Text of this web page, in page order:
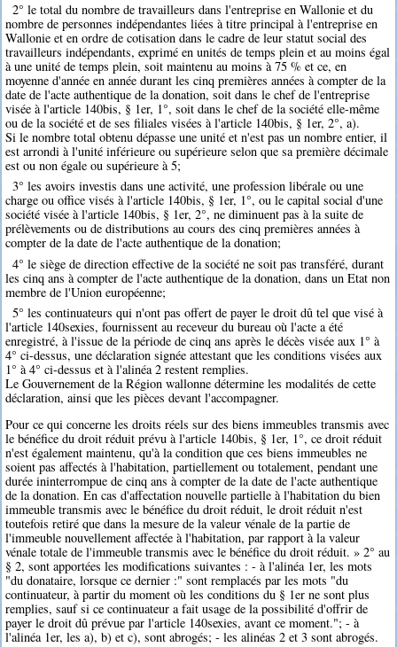
2° le total du nombre de travailleurs dans l'entreprise en Wallonie et du
nombre de personnes indépendantes liées à titre principal à l'entreprise en
Wallonie et en ordre de cotisation dans le cadre de leur statut social des
travailleurs indépendants, exprimé en unités de temps plein et au moins égal
à une unité de temps plein, soit maintenu au moins à 75 % et ce, en
moyenne d'année en année durant les cinq premières années à compter de la
date de l'acte authentique de la donation, soit dans le chef de l'entreprise
visée à l'article 140bis, § 1er, 1°, soit dans le chef de la société elle-même
ou de la société et de ses filiales visées à l'article 140bis, § 1er, 2°, a).
Si le nombre total obtenu dépasse une unité et n'est pas un nombre entier, il
est arrondi à l'unité inférieure ou supérieure selon que sa première décimale
est ou non égale ou supérieure à 5;
3° les avoirs investis dans une activité, une profession libérale ou une
charge ou office visés à l'article 140bis, § 1er, 1°, ou le capital social d'une
société visée à l'article 140bis, § 1er, 2°, ne diminuent pas à la suite de
prélèvements ou de distributions au cours des cinq premières années à
compter de la date de l'acte authentique de la donation;
4° le siège de direction effective de la société ne soit pas transféré, durant
les cinq ans à compter de l'acte authentique de la donation, dans un Etat non
membre de l'Union européenne;
5° les continuateurs qui n'ont pas offert de payer le droit dû tel que visé à
l'article 140sexies, fournissent au receveur du bureau où l'acte a été
enregistré, à l'issue de la période de cinq ans après le décès visée aux 1° à
4° ci-dessus, une déclaration signée attestant que les conditions visées aux
1° à 4° ci-dessus et à l'alinéa 2 restent remplies.
Le Gouvernement de la Région wallonne détermine les modalités de cette
déclaration, ainsi que les pièces devant l'accompagner.
Pour ce qui concerne les droits réels sur des biens immeubles transmis avec
le bénéfice du droit réduit prévu à l'article 140bis, § 1er, 1°, ce droit réduit
n'est également maintenu, qu'à la condition que ces biens immeubles ne
soient pas affectés à l'habitation, partiellement ou totalement, pendant une
durée ininterrompue de cinq ans à compter de la date de l'acte authentique
de la donation. En cas d'affectation nouvelle partielle à l'habitation du bien
immeuble transmis avec le bénéfice du droit réduit, le droit réduit n'est
toutefois retiré que dans la mesure de la valeur vénale de la partie de
l'immeuble nouvellement affectée à l'habitation, par rapport à la valeur
vénale totale de l'immeuble transmis avec le bénéfice du droit réduit. » 2° au
§ 2, sont apportées les modifications suivantes : - à l'alinéa 1er, les mots
"du donataire, lorsque ce dernier :" sont remplacés par les mots "du
continuateur, à partir du moment où les conditions du § 1er ne sont plus
remplies, sauf si ce continuateur a fait usage de la possibilité d'offrir de
payer le droit dû prévue par l'article 140sexies, avant ce moment."; - à
l'alinéa 1er, les a), b) et c), sont abrogés; - les alinéas 2 et 3 sont abrogés.